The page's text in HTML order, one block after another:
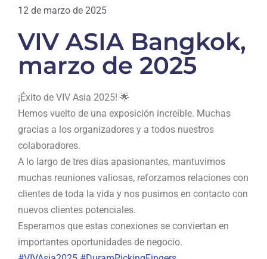
12 de marzo de 2025
VIV ASIA Bangkok,
marzo de 2025
¡Éxito de VIV Asia 2025! 🌟
Hemos vuelto de una exposición increíble. Muchas
gracias a los organizadores y a todos nuestros
colaboradores.
A lo largo de tres días apasionantes, mantuvimos
muchas reuniones valiosas, reforzamos relaciones con
clientes de toda la vida y nos pusimos en contacto con
nuevos clientes potenciales.
Esperamos que estas conexiones se conviertan en
importantes oportunidades de negocio.